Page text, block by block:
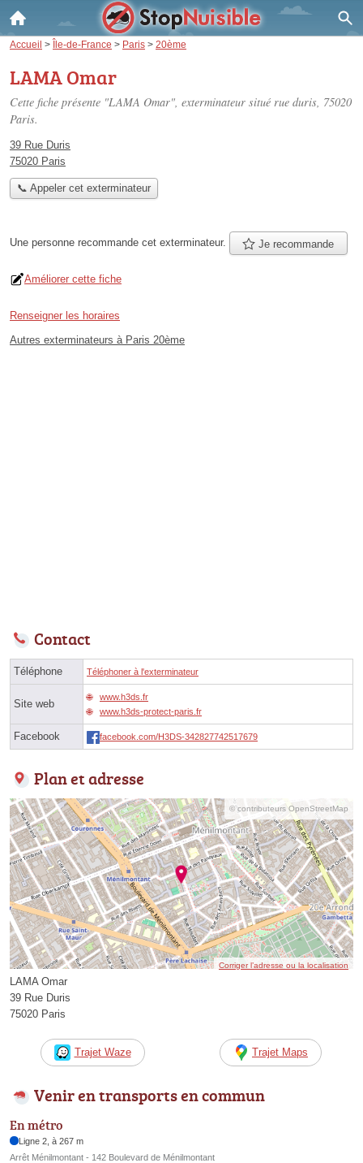
Accueil > Île-de-France > Paris > 20ème
LAMA Omar
Cette fiche présente "LAMA Omar", exterminateur situé rue duris, 75020
Paris.
39 Rue Duris
75020 Paris
📞 Appeler cet exterminateur
Une personne recommande cet exterminateur. Je recommande
Améliorer cette fiche
Renseigner les horaires
Autres exterminateurs à Paris 20ème
Contact
Téléphone Téléphoner à l'exterminateur
Site web
www.h3ds.fr
www.h3ds-protect-paris.fr
Facebook facebook.com/H3DS-342827742517679
Plan et adresse
© contributeurs OpenStreetMap
Corriger l’adresse ou la localisation
LAMA Omar
39 Rue Duris
75020 Paris
Trajet Waze Trajet Maps
Venir en transports en commun
En métro
Ligne 2, à 267 m
Arrêt Ménilmontant - 142 Boulevard de Ménilmontant